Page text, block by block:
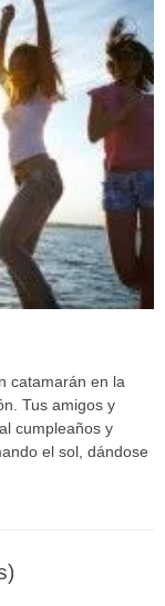
catamarán en la
Tus amigos y
cumpleaños y
el sol, dándose